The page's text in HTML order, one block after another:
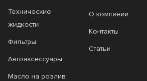
Технические
жидкости
Фильтры
Автоаксессуары
Масло на розлив
О компании
Контакты
Статьи